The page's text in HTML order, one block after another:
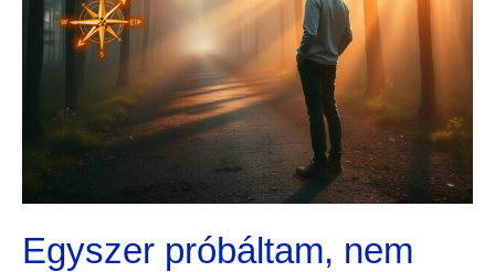
Egyszer próbáltam, nem
úgy
látszik
utam